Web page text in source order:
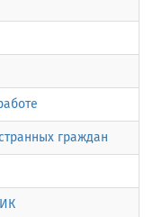
граждан